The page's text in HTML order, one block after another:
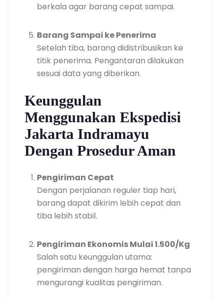
berkala agar barang cepat sampai.
Barang Sampai ke Penerima
Setelah tiba, barang didistribusikan ke
titik penerima. Pengantaran dilakukan
sesuai data yang diberikan.
Keunggulan
Menggunakan Ekspedisi
Jakarta Indramayu
Dengan Prosedur Aman
Pengiriman Cepat
Dengan perjalanan reguler tiap hari,
barang dapat dikirim lebih cepat dan
tiba lebih stabil.
Pengiriman Ekonomis Mulai 1.500/Kg
Salah satu keunggulan utama:
pengiriman dengan harga hemat tanpa
mengurangi kualitas pengiriman.